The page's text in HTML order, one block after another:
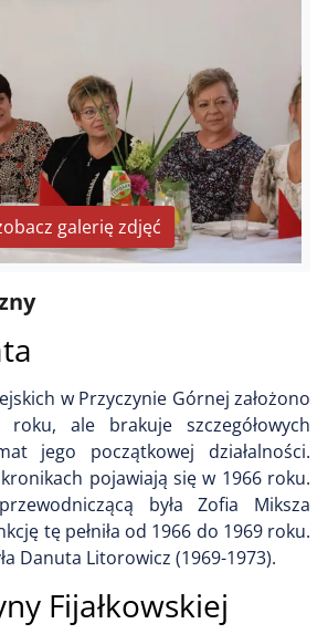
galerię zdjęć
w Przyczynie Górnej założono
ale brakuje szczegółowych
jego początkowej działalności.
pojawiają się w 1966 roku.
była Zofia Miksza
tę pełniła od 1966 do 1969 roku.
Danuta Litorowicz (1969-1973).
Fijałkowskiej